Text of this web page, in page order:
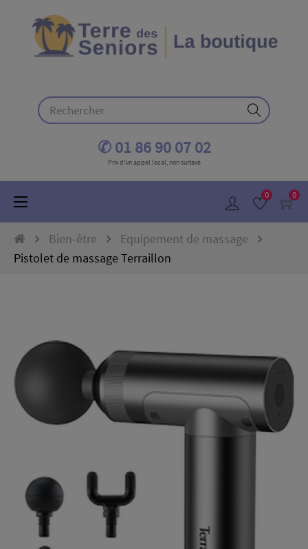
✆ 01 86 90 07 02
Prix d'un appel local, non surtaxé
0 0
Basculer
navigation
☰
Bien-être
Equipement de massage
Pistolet de massage Terraillon